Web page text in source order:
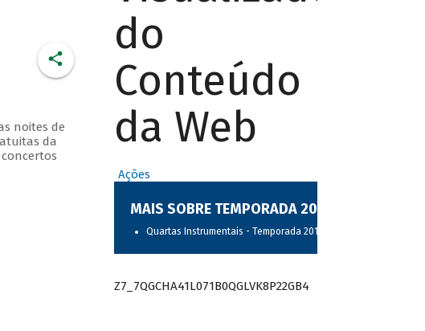
noites de
da
do
Conteúdo
da Web
Ações
MAIS SOBRE TEMPORADA 2017
Quartas Instrumentais - Temporada 2017
Z7_7QGCHA41L071B0QGLVK8P22GB4